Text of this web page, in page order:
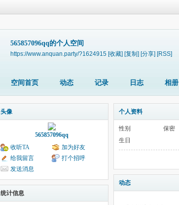
565857096qq的个人空间
https://www.anquan.party/?1624915 [收藏] [复制] [分享] [RSS]
空间首页 动态 记录 日志 相册
头像
565857096qq
收听TA
加为好友
给我留言
打个招呼
发送消息
统计信息
个人资料
性别
保密
生日
动态